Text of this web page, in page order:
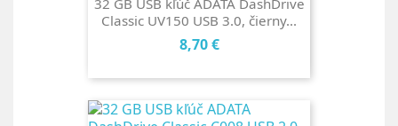
32 GB USB kľúč ADATA DashDrive
Classic UV150 USB 3.0, čierny...
Cena
8,70 €